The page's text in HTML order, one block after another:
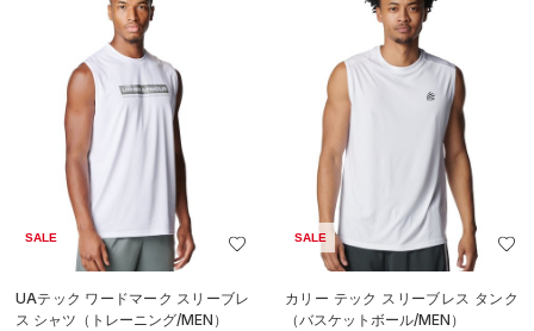
SALE
UAテック ワードマーク スリーブレ
ス シャツ（トレーニング/MEN）
SALE
カリー テック スリーブレス タンク
（バスケットボール/MEN）